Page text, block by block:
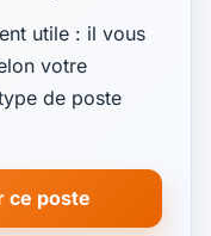
utile : il vous
votre
de poste
ce poste